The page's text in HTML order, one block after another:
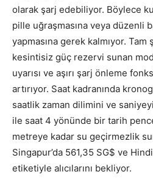
olarak şarj edebiliyor. Böylece
pille uğraşmasına veya düzenli
yapmasına gerek kalmıyor.
kesintisiz güç rezervi sunan
uyarısı ve aşırı şarj önleme
artırıyor. Saat kadranında
saatlik zaman dilimini ve
ile saat 4 yönünde bir tarih
metreye kadar su geçirmezlik
Singapur’da 561,35 SG$ ve
etiketiyle alıcılarını bekliyor.